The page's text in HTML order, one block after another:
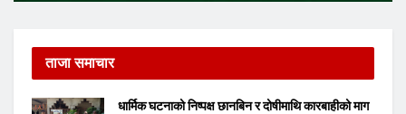
ताजा समाचार
धार्मिक घटनाको निष्पक्ष छानबिन र दोषीमाथि कारबाहीको माग